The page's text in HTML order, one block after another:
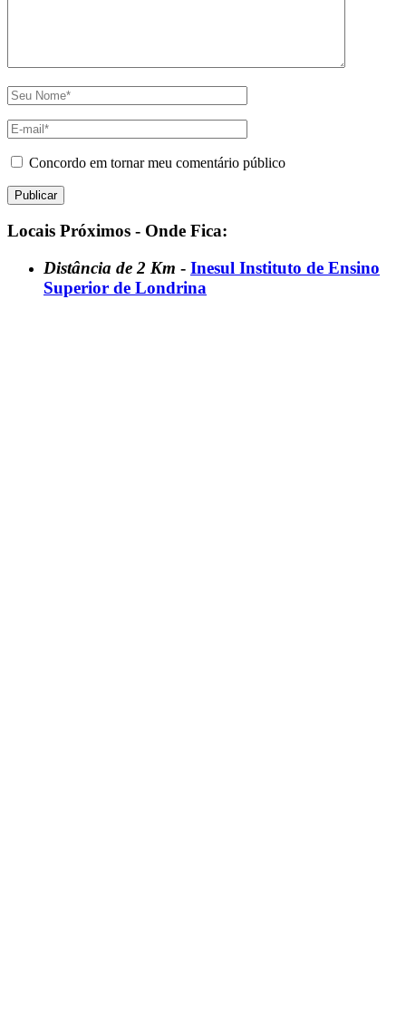
Concordo em tornar meu comentário público
Locais Próximos - Onde Fica:
Distância de 2 Km - Inesul Instituto de Ensino
Superior de Londrina